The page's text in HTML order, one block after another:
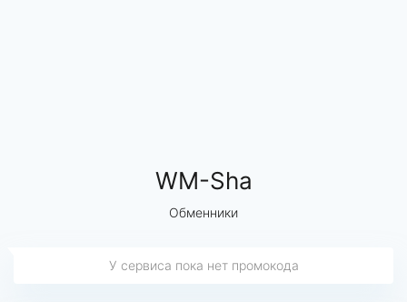
WM-Sha
Обменники
У сервиса пока нет промокода